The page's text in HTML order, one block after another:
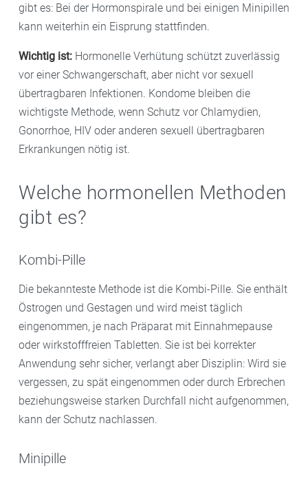
gibt es: Bei der Hormonspirale und bei einigen Minipillen
kann weiterhin ein Eisprung stattfinden.
Wichtig ist: Hormonelle Verhütung schützt zuverlässig
vor einer Schwangerschaft, aber nicht vor sexuell
übertragbaren Infektionen. Kondome bleiben die
wichtigste Methode, wenn Schutz vor Chlamydien,
Gonorrhoe, HIV oder anderen sexuell übertragbaren
Erkrankungen nötig ist.
Welche hormonellen Methoden
gibt es?
Kombi-Pille
Die bekannteste Methode ist die Kombi-Pille. Sie enthält
Östrogen und Gestagen und wird meist täglich
eingenommen, je nach Präparat mit Einnahmepause
oder wirkstofffreien Tabletten. Sie ist bei korrekter
Anwendung sehr sicher, verlangt aber Disziplin: Wird sie
vergessen, zu spät eingenommen oder durch Erbrechen
beziehungsweise starken Durchfall nicht aufgenommen,
kann der Schutz nachlassen.
Minipille